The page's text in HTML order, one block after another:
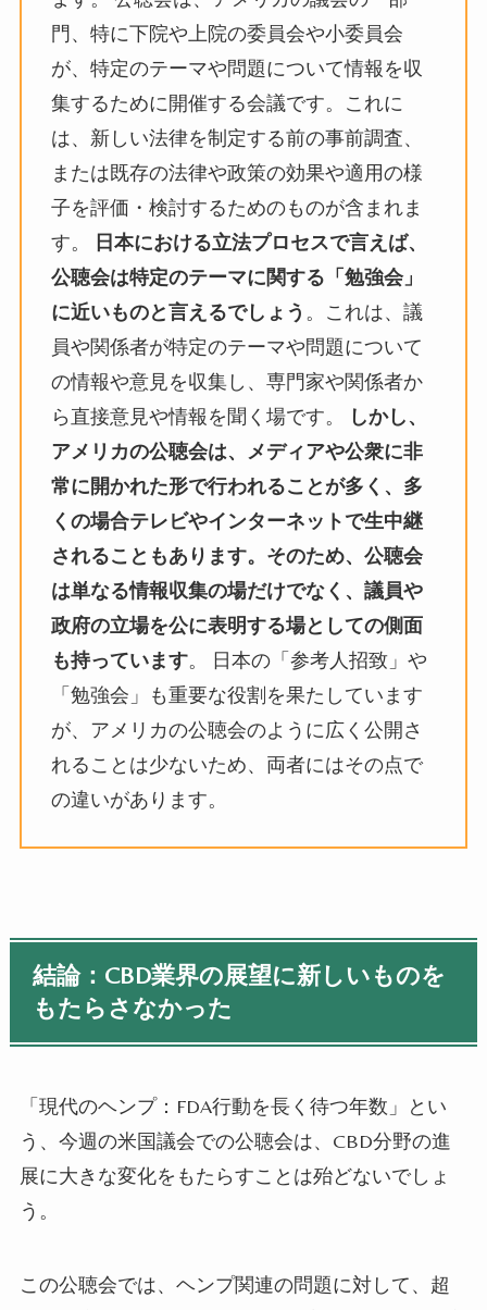
門、特に下院や上院の委員会や小委員会
が、特定のテーマや問題について情報を収
集するために開催する会議です。これに
は、新しい法律を制定する前の事前調査、
または既存の法律や政策の効果や適用の様
子を評価・検討するためのものが含まれま
す。
日本における立法プロセスで言えば、
公聴会は特定のテーマに関する「勉強会」
に近いものと言えるでしょう 。これは、議
員や関係者が特定のテーマや問題について
の情報や意見を収集し、専門家や関係者か
ら直接意見や情報を聞く場です。
しかし、
アメリカの公聴会は、メディアや公衆に非
常に開かれた形で行われることが多く、多
くの場合テレビやインターネットで生中継
されることもあります。そのため、公聴会
は単なる情報収集の場だけでなく、議員や
政府の立場を公に表明する場としての側面
も持っています。 日本の「参考人招致」や
「勉強会」も重要な役割を果たしています
が、アメリカの公聴会のように広く公開さ
れることは少ないため、両者にはその点で
の違いがあります。
結論：CBD業界の展望に新しいものを
もたらさなかった
「現代のヘンプ： FDA行動を長く待つ年数」とい
う、今週の米国議会での公聴会は、 CBD分野の進
展に大きな変化をもたらすことは殆どないでしょ
う。
この公聴会では、ヘンプ関連の問題に対して、超